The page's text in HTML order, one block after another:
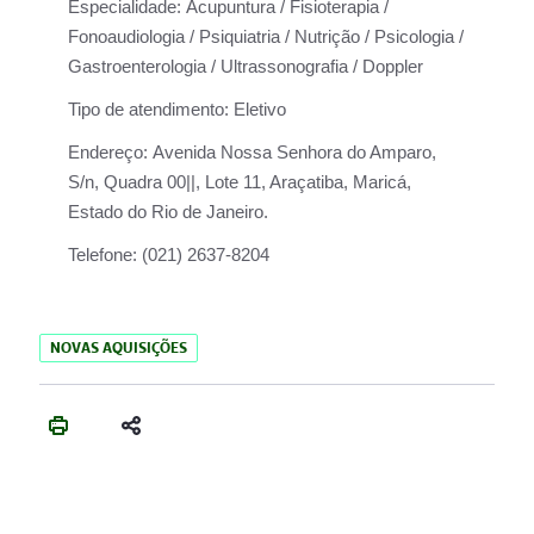
Especialidade: Acupuntura / Fisioterapia /
Fonoaudiologia / Psiquiatria / Nutrição / Psicologia /
Gastroenterologia / Ultrassonografia / Doppler
Tipo de atendimento: Eletivo
Endereço: Avenida Nossa Senhora do Amparo,
S/n, Quadra 00||, Lote 11, Araçatiba, Maricá,
Estado do Rio de Janeiro.
Telefone: (021) 2637-8204
NOVAS AQUISIÇÕES